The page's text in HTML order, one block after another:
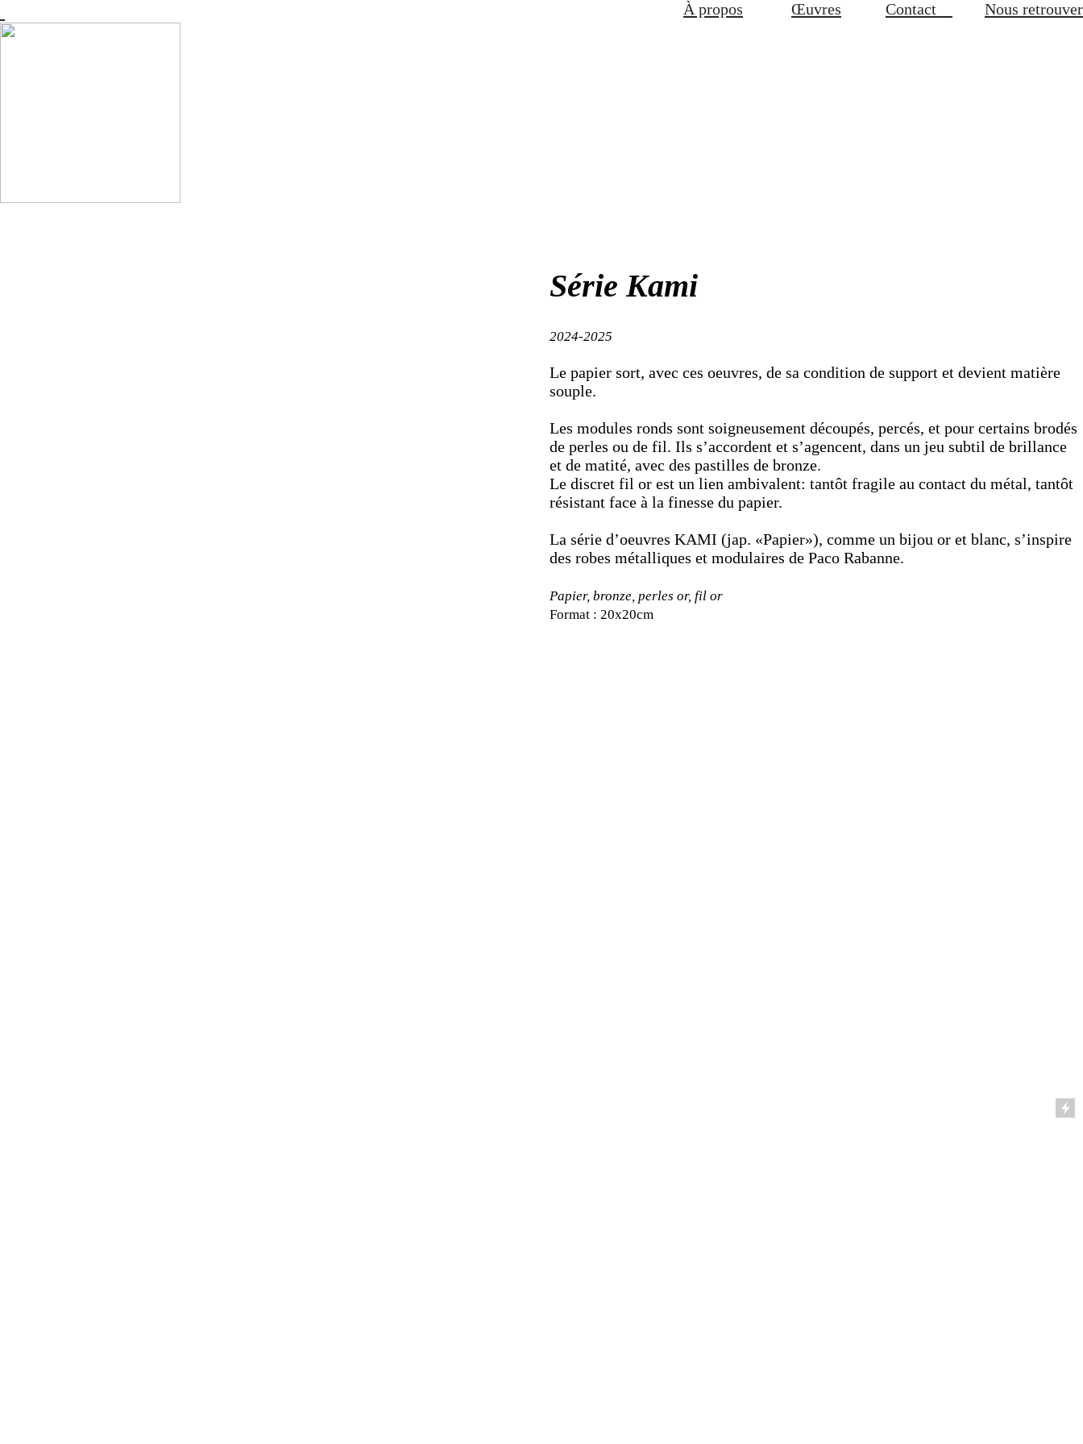
À propos Œuvres Contact Nous retrouver
Série Kami
2024-2025
Le papier sort, avec ces oeuvres, de sa condition de support et devient matière
souple.
Les modules ronds sont soigneusement découpés, percés, et pour certains brodés
de perles ou de fil. Ils s’accordent et s’agencent, dans un jeu subtil de brillance
et de matité, avec des pastilles de bronze.
Le discret fil or est un lien ambivalent: tantôt fragile au contact du métal, tantôt
résistant face à la finesse du papier.
La série d’oeuvres KAMI (jap. «Papier»), comme un bijou or et blanc, s’inspire
des robes métalliques et modulaires de Paco Rabanne.
Papier, bronze, perles or, fil or
Format : 20x20cm